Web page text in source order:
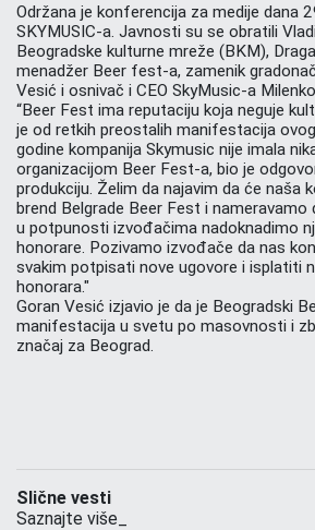
Održana je konferencija za medije dana
SKYMUSIC-a. Javnosti su se obratili
Beogradske kulturne mreže (BKM),
menadžer Beer fest-a, zamenik
Vesić i osnivač i CEO SkyMusic-a
“Beer Fest ima reputaciju koja neguje
je od retkih preostalih manifestacija
godine kompanija Skymusic nije imala
organizacijom Beer Fest-a, bio je
produkciju. Želim da najavim da će naša
brend Belgrade Beer Fest i
u potpunosti izvođačima nadoknadimo
honorare. Pozivamo izvođače da nas
svakim potpisati nove ugovore i isplatiti
honorara."
Goran Vesić izjavio je da je Beogradski
manifestacija u svetu po masovnosti i
značaj za Beograd.
Slične vesti
Saznajte više_